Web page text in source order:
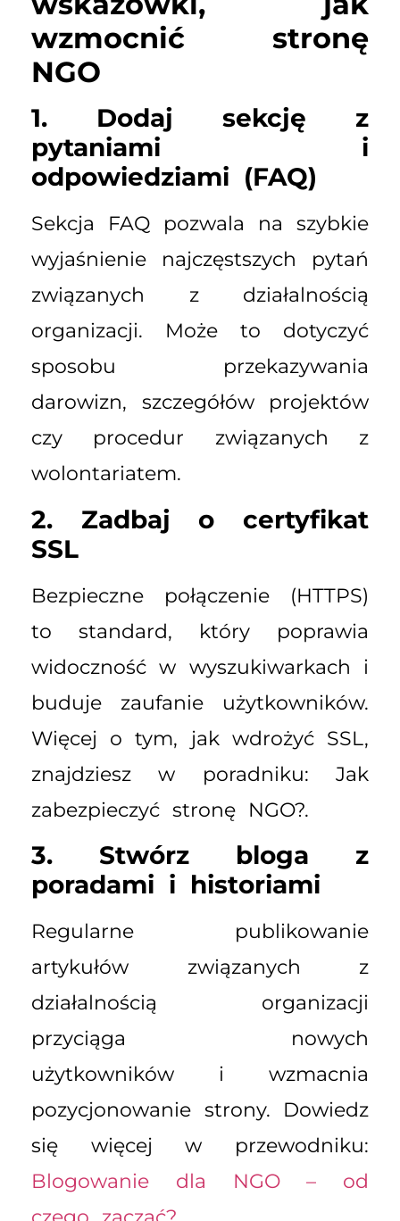
wzmocnić stronę
NGO
1. Dodaj sekcję z
pytaniami i
odpowiedziami (FAQ)
Sekcja FAQ pozwala na szybkie
wyjaśnienie najczęstszych pytań
związanych z działalnością
organizacji. Może to dotyczyć
sposobu przekazywania
darowizn, szczegółów projektów
czy procedur związanych z
wolontariatem.
2. Zadbaj o certyfikat
SSL
Bezpieczne połączenie (HTTPS)
to standard, który poprawia
widoczność w wyszukiwarkach i
buduje zaufanie użytkowników.
Więcej o tym, jak wdrożyć SSL,
znajdziesz w poradniku: Jak
zabezpieczyć stronę NGO?.
3. Stwórz bloga z
poradami i historiami
Regularne publikowanie
artykułów związanych z
działalnością organizacji
przyciąga nowych
użytkowników i wzmacnia
pozycjonowanie strony. Dowiedz
się więcej w przewodniku:
Blogowanie dla NGO – od